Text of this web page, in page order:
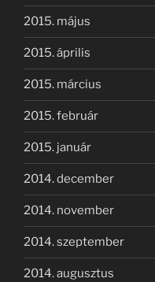
2015. május
2015. április
2015. március
2015. február
2015. január
2014. december
2014. november
2014. szeptember
2014. augusztus